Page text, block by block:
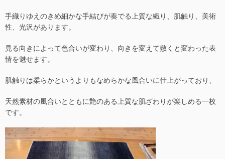
手織りゆえのきめ細かな手結びが奏でる上質な織り、肌触り、美術
性、光沢があります。
見る向きによって色合いが変わり、向きを変えて敷くと変わった表
情を魅せます。
肌触りは柔らかというよりもなめらかな風合いに仕上がっており、
天然素材の風合いとともに艶のある上質な肌ざわりが楽しめる一枚
です。